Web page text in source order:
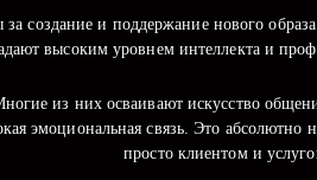
создание и поддержание нового
высоким уровнем интеллекта и
из них осваивают искусство
эмоциональная связь. Это
просто клиентом и